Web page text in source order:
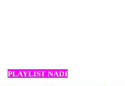
PLAYLIST NADI